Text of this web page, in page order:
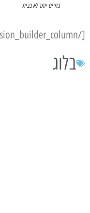
בחיים יותר לא בבית
[/fusion_builder_column][/fusion_builder_row][/fusion_builder_container]
בלוג